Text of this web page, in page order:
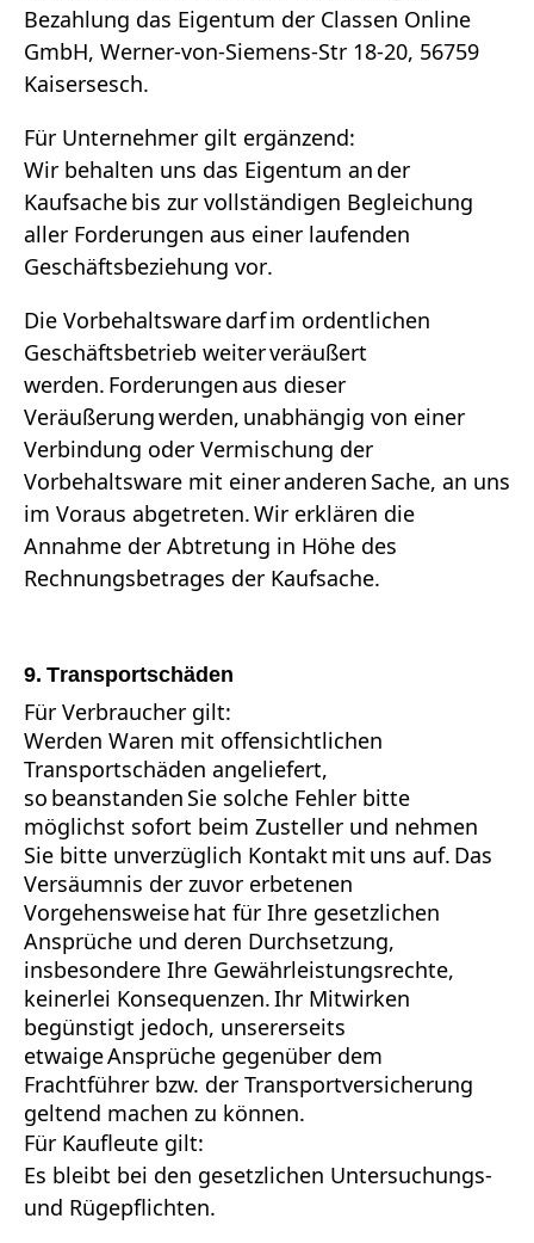
Bezahlung das Eigentum der Classen Online
GmbH, Werner-von-Siemens-Str 18-20, 56759
Kaisersesch.
Für Unternehmer gilt ergänzend:
Wir behalten uns das Eigentum an der
Kaufsache bis zur vollständigen Begleichung
aller Forderungen aus einer laufenden
Geschäftsbeziehung vor.
Die Vorbehaltsware darf im ordentlichen
Geschäftsbetrieb weiter veräußert
werden. Forderungen aus dieser
Veräußerung werden, unabhängig von einer
Verbindung oder Vermischung der
Vorbehaltsware mit einer anderen Sache, an uns
im Voraus abgetreten. Wir erklären die
Annahme der Abtretung in Höhe des
Rechnungsbetrages der Kaufsache.
9. Transportschäden
Für Verbraucher gilt:
Werden Waren mit offensichtlichen
Transportschäden angeliefert,
so beanstanden Sie solche Fehler bitte
möglichst sofort beim Zusteller und nehmen
Sie bitte unverzüglich Kontakt mit uns auf. Das
Versäumnis der zuvor erbetenen
Vorgehensweise hat für Ihre gesetzlichen
Ansprüche und deren Durchsetzung,
insbesondere Ihre Gewährleistungsrechte,
keinerlei Konsequenzen. Ihr Mitwirken
begünstigt jedoch, unsererseits
etwaige Ansprüche gegenüber dem
Frachtführer bzw. der Transportversicherung
geltend machen zu können.
Für Kaufleute gilt:
Es bleibt bei den gesetzlichen Untersuchungs-
und Rügepflichten.